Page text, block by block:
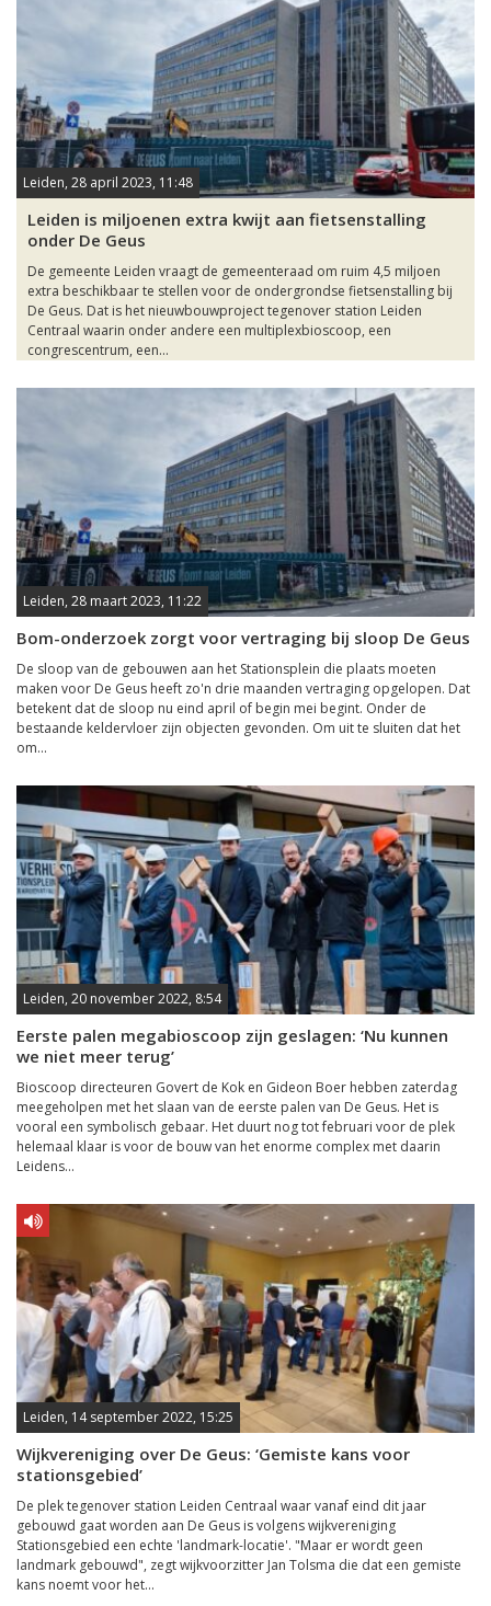
Leiden, 28 april 2023, 11:48
Leiden is miljoenen extra kwijt aan fietsenstalling
onder De Geus
De gemeente Leiden vraagt de gemeenteraad om ruim 4,5 miljoen
extra beschikbaar te stellen voor de ondergrondse fietsenstalling bij
De Geus. Dat is het nieuwbouwproject tegenover station Leiden
Centraal waarin onder andere een multiplexbioscoop, een
congrescentrum, een...
Leiden, 28 maart 2023, 11:22
Bom-onderzoek zorgt voor vertraging bij sloop De Geus
De sloop van de gebouwen aan het Stationsplein die plaats moeten
maken voor De Geus heeft zo'n drie maanden vertraging opgelopen. Dat
betekent dat de sloop nu eind april of begin mei begint. Onder de
bestaande keldervloer zijn objecten gevonden. Om uit te sluiten dat het
om...
Leiden, 20 november 2022, 8:54
Eerste palen megabioscoop zijn geslagen: ‘Nu kunnen
we niet meer terug’
Bioscoop directeuren Govert de Kok en Gideon Boer hebben zaterdag
meegeholpen met het slaan van de eerste palen van De Geus. Het is
vooral een symbolisch gebaar. Het duurt nog tot februari voor de plek
helemaal klaar is voor de bouw van het enorme complex met daarin
Leidens...
Leiden, 14 september 2022, 15:25
Wijkvereniging over De Geus: ‘Gemiste kans voor
stationsgebied’
De plek tegenover station Leiden Centraal waar vanaf eind dit jaar
gebouwd gaat worden aan De Geus is volgens wijkvereniging
Stationsgebied een echte 'landmark-locatie'. "Maar er wordt geen
landmark gebouwd", zegt wijkvoorzitter Jan Tolsma die dat een gemiste
kans noemt voor het...